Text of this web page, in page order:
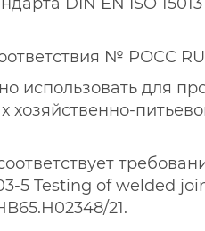
№ РОСС
для
5 Testing of welded
21.